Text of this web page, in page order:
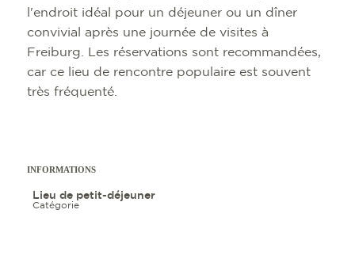
SITES
CULINAIRE
TOP 10 DES
CALENDRIER
INFORMATIONS
ARRIVÉE
FREIBURG
PORTAIL DES
l'endroit idéal pour un déjeuner ou un dîner
convivial après une journée de visites à
Freiburg. Les réservations sont recommandées,
car ce lieu de rencontre populaire est souvent
très fréquenté.
INFORMATIONS
Lieu de petit-déjeuner
Catégorie